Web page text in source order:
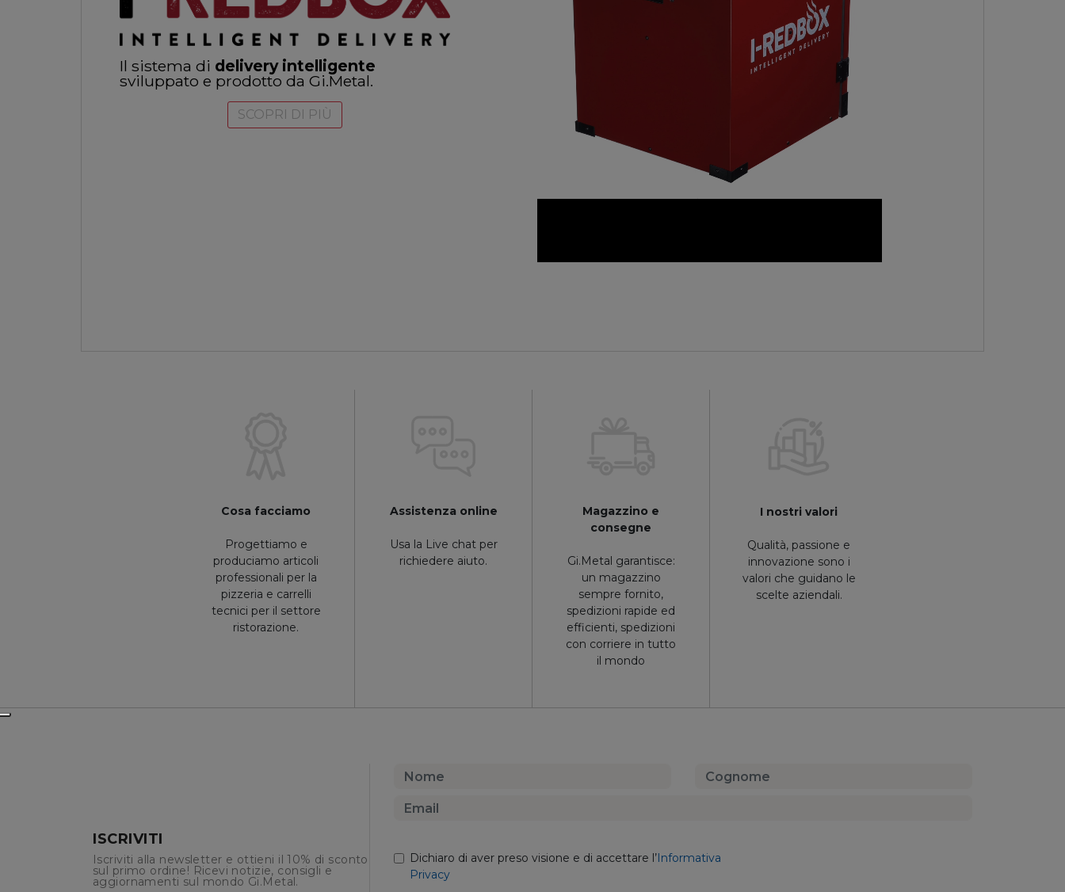
Il sistema di delivery intelligente
sviluppato e prodotto da Gi.Metal.
SCOPRI DI PIÙ
Cosa facciamo
Progettiamo e
produciamo articoli
professionali per la
pizzeria e carrelli
tecnici per il settore
ristorazione.
Assistenza online
Usa la Live chat per
richiedere aiuto.
Magazzino e
consegne
Gi.Metal garantisce:
un magazzino
sempre fornito,
spedizioni rapide ed
efficienti, spedizioni
con corriere in tutto
il mondo
I nostri valori
Qualità, passione e
innovazione sono i
valori che guidano le
scelte aziendali.
ISCRIVITI
Iscriviti alla newsletter e ottieni il 10% di sconto
sul primo ordine! Ricevi notizie, consigli e
aggiornamenti sul mondo Gi.Metal.
Dichiaro di aver preso visione e di accettare l’ Informativa
Privacy